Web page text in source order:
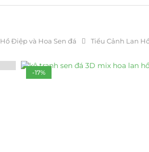
Hồ Điệp và Hoa Sen đá Tiểu Cảnh Lan
-17%